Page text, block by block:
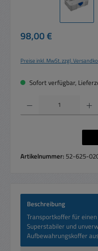
Regulärer Preis:
98,00 €
Preise inkl. MwSt. zzgl.
Sofort verfügbar,
Produkt Anzahl: Gib den
Artikelnummer: 52-625-
Beschreibung
Transportkoffer für
Superstabiler und
Aufbewahrungskoffer